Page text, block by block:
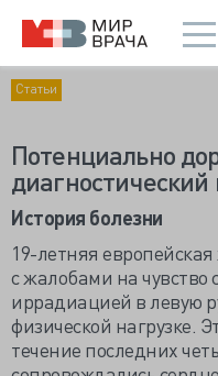
Статьи
Потенциально
диагностический
История болезни
19-летняя
с жалобами на чувство
иррадиацией в левую
физической нагрузке.
течение последних